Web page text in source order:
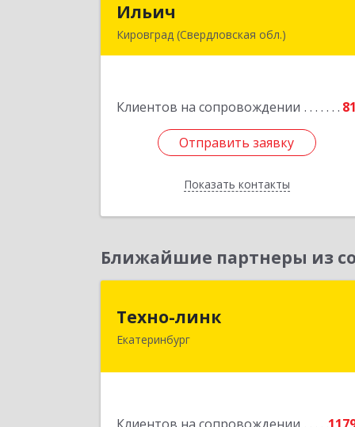
Ильич
Кировград (Свердловская обл.)
Клиентов на сопровождении 81
Отправить заявку
Показать контакты
Подробнее
Отправить заявку
Назад
Ближайшие партнеры из
Техно-линк
Екатеринбург